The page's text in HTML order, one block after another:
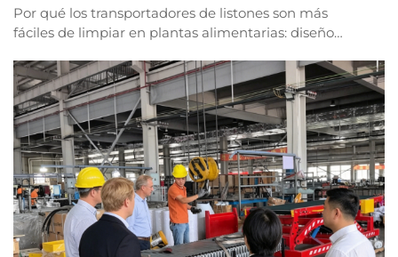
Por qué los transportadores de listones son más
fáciles de limpiar en plantas alimentarias: diseño
donde se acumule residuo. Mejore la higiene y
apruebe las auditorías: descargue su lista de
verificación para la limpieza.